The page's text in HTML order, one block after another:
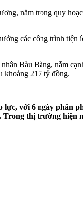
nằm trong quy
các công trình tiện
Bàu Bàng, nằm
khoảng 217 tỷ đồng.
với 6 ngày phân
thị trường hiện